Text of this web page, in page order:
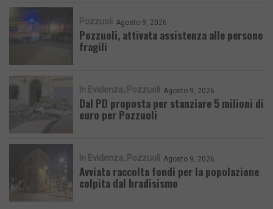
Pozzuoli Agosto 9, 2026
Pozzuoli, attivata assistenza alle persone
fragili
In Evidenza Pozzuoli Agosto 9, 2026
Dal PD proposta per stanziare 5 milioni di
euro per Pozzuoli
In Evidenza Pozzuoli Agosto 9, 2026
Avviata raccolta fondi per la popolazione
colpita dal bradisismo